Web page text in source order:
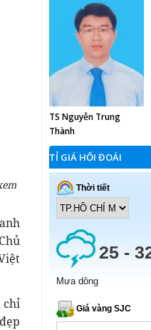
chỉ
TS Nguyễn Trung
Thành
TỈ GIÁ HỐI ĐOÁI